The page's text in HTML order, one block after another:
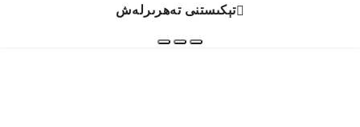
تېكىستنى تەھرىرلەش